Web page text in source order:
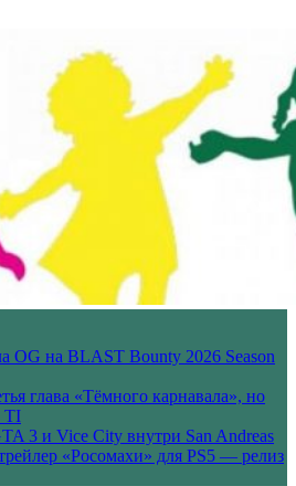
OG на BLAST Bounty 2026 Season
глава «Тёмного карнавала», но
TI
3 и Vice City внутри San Andreas
«Росомахи» для PS5 — релиз